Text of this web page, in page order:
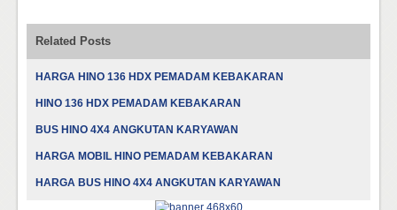
Related Posts
HARGA HINO 136 HDX PEMADAM KEBAKARAN
HINO 136 HDX PEMADAM KEBAKARAN
BUS HINO 4X4 ANGKUTAN KARYAWAN
HARGA MOBIL HINO PEMADAM KEBAKARAN
HARGA BUS HINO 4X4 ANGKUTAN KARYAWAN